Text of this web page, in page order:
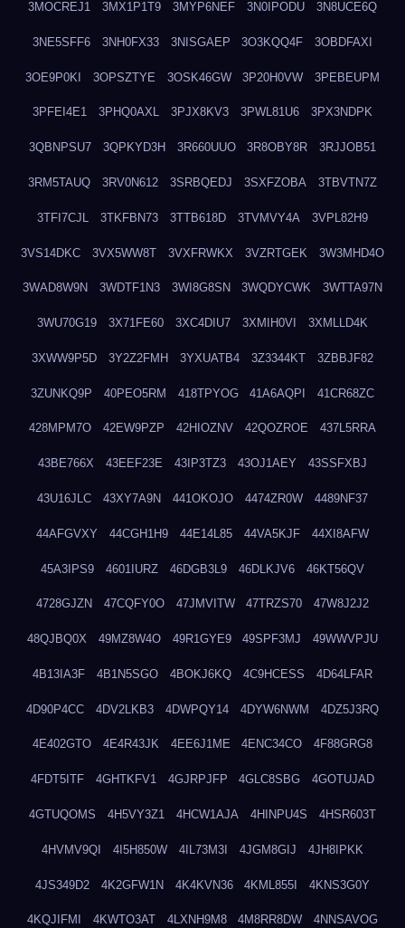
3MOCREJ1 3MX1P1T9 3MYP6NEF 3N0IPODU 3N8UCE6Q
3NE5SFF6 3NH0FX33 3NISGAEP 3O3KQQ4F 3OBDFAXI
3OE9P0KI 3OPSZTYE 3OSK46GW 3P20H0VW 3PEBEUPM
3PFEI4E1 3PHQ0AXL 3PJX8KV3 3PWL81U6 3PX3NDPK
3QBNPSU7 3QPKYD3H 3R660UUO 3R8OBY8R 3RJJOB51
3RM5TAUQ 3RV0N612 3SRBQEDJ 3SXFZOBA 3TBVTN7Z
3TFI7CJL 3TKFBN73 3TTB618D 3TVMVY4A 3VPL82H9
3VS14DKC 3VX5WW8T 3VXFRWKX 3VZRTGEK 3W3MHD4O
3WAD8W9N 3WDTF1N3 3WI8G8SN 3WQDYCWK 3WTTA97N
3WU70G19 3X71FE60 3XC4DIU7 3XMIH0VI 3XMLLD4K
3XWW9P5D 3Y2Z2FMH 3YXUATB4 3Z3344KT 3ZBBJF82
3ZUNKQ9P 40PEO5RM 418TPYOG 41A6AQPI 41CR68ZC
428MPM7O 42EW9PZP 42HIOZNV 42QOZROE 437L5RRA
43BE766X 43EEF23E 43IP3TZ3 43OJ1AEY 43SSFXBJ
43U16JLC 43XY7A9N 441OKOJO 4474ZR0W 4489NF37
44AFGVXY 44CGH1H9 44E14L85 44VA5KJF 44XI8AFW
45A3IPS9 4601IURZ 46DGB3L9 46DLKJV6 46KT56QV
4728GJZN 47CQFY0O 47JMVITW 47TRZS70 47W8J2J2
48QJBQ0X 49MZ8W4O 49R1GYE9 49SPF3MJ 49WWVPJU
4B13IA3F 4B1N5SGO 4BOKJ6KQ 4C9HCESS 4D64LFAR
4D90P4CC 4DV2LKB3 4DWPQY14 4DYW6NWM 4DZ5J3RQ
4E402GTO 4E4R43JK 4EE6J1ME 4ENC34CO 4F88GRG8
4FDT5ITF 4GHTKFV1 4GJRPJFP 4GLC8SBG 4GOTUJAD
4GTUQOMS 4H5VY3Z1 4HCW1AJA 4HINPU4S 4HSR603T
4HVMV9QI 4I5H850W 4IL73M3I 4JGM8GIJ 4JH8IPKK
4JS349D2 4K2GFW1N 4K4KVN36 4KML855I 4KNS3G0Y
4KQJIFMI 4KWTO3AT 4LXNH9M8 4M8RR8DW 4NNSAVOG